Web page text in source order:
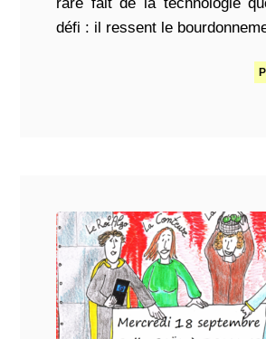
rare fait de la technologie
défi : il ressent le